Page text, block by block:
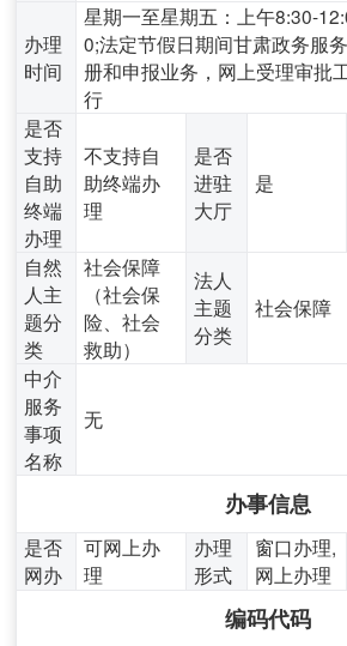
办理
时间
星期一至星期五：上午8:30-
0;法定节假日期间甘肃政务服
册和申报业务，网上受理审批
行
是否
支持
自助
终端
办理
不支持自
助终端办
理
是否
进驻
大厅
是
自然
人主
题分
类
社会保障
（社会保
险、社会
救助）
法人
主题
分类
社会保障
中介
服务
事项
名称
无
办事信息
是否
网办
可网上办
理
办理
形式
窗口办理,
网上办理
编码代码